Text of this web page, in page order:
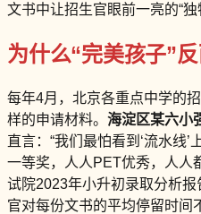
文书中让招生官眼前一亮的“独
为什么“完美孩子”
每年4月，北京各重点中学的
样的申请材料。 海淀区某六小
直言：“我们最怕看到‘流水
一等奖，人人PET优秀，人人
试院2023年小升初录取分析
官对每份文书的平均停留时间